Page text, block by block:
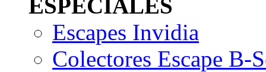
ESPECIALES
Escapes Invidia
Colectores Escape B-